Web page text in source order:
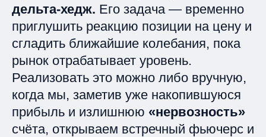
дельта‑хедж. Его задача — временно
приглушить реакцию позиции на цену и
сгладить ближайшие колебания, пока
рынок отрабатывает уровень.
Реализовать это можно либо вручную,
когда мы, заметив уже накопившуюся
прибыль и излишнюю «нервозность»
счёта, открываем встречный фьючерс и